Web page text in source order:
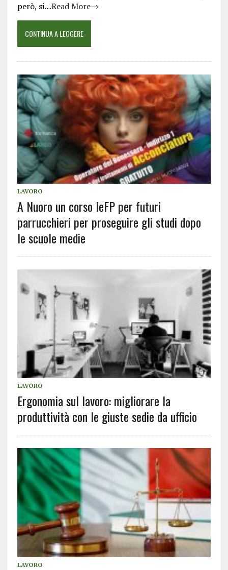
però, si…Read More→
CONTINUA A LEGGERE
LAVORO
A Nuoro un corso IeFP per futuri
parrucchieri per proseguire gli studi dopo
le scuole medie
LAVORO
Ergonomia sul lavoro: migliorare la
produttività con le giuste sedie da ufficio
LAVORO